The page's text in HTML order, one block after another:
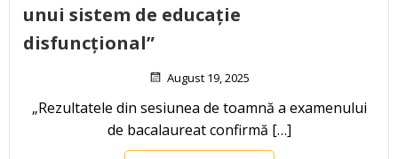
unui sistem de educație
disfuncțional”
August 19, 2025
„Rezultatele din sesiunea de toamnă a examenului
de bacalaureat confirmă […]